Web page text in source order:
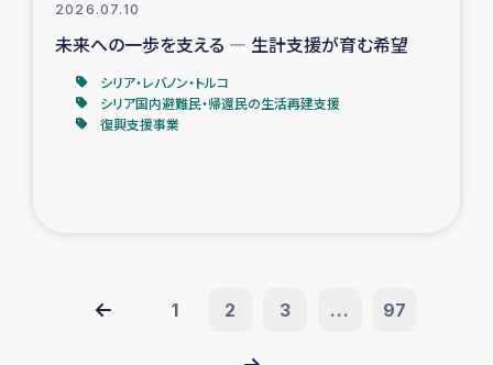
2026.07.10
未来への一歩を支える ― 生計支援が育む希望
シリア・レバノン・トルコ
シリア国内避難民・帰還民の生活再建支援
復興支援事業
1 2 3 ... 97